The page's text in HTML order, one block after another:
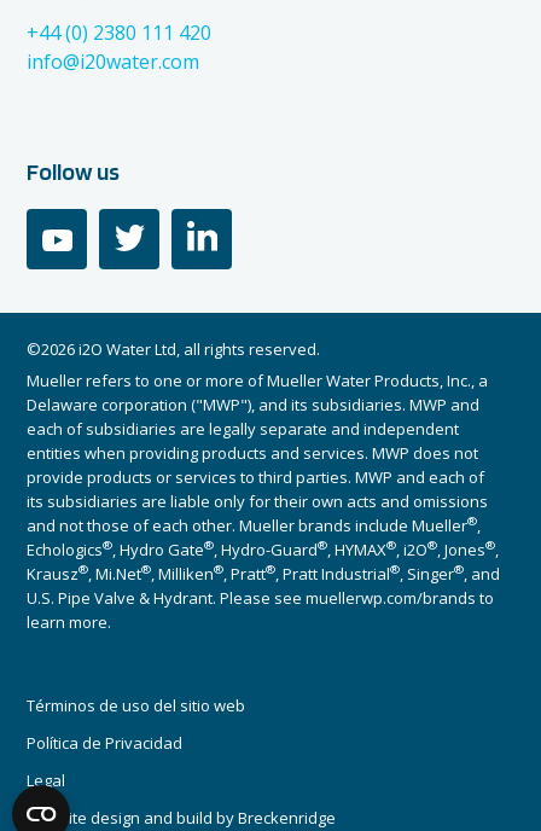
+44 (0) 2380 111 420
info@i20water.com
Follow us
youtube linkedin
©2026 i2O Water Ltd, all rights reserved.
Mueller refers to one or more of Mueller Water Products, Inc., a
Delaware corporation ("MWP"), and its subsidiaries. MWP and
each of subsidiaries are legally separate and independent
entities when providing products and services. MWP does not
provide products or services to third parties. MWP and each of
its subsidiaries are liable only for their own acts and omissions
and not those of each other. Mueller brands include Mueller®
Echologics® , Hydro Gate® , Hydro-Guard® , HYMAX® , i2O® , Jones®
Krausz® , Mi.Net® , Milliken® , Pratt® , Pratt Industrial® , Singer® , and
U.S. Pipe Valve & Hydrant. Please see muellerwp.com/brands to
learn more.
Términos de uso del sitio web
Política de Privacidad
Legal
Website design and build byBreckenridge